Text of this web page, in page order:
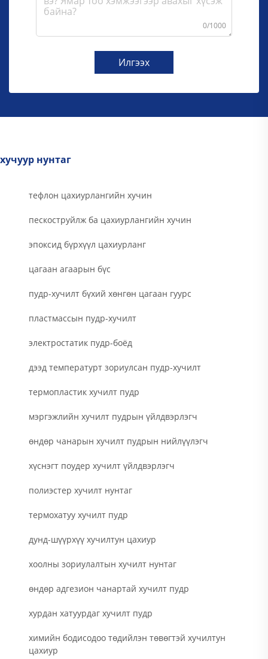
0/1000
Илгээх
хучуур нунтаг
тефлон цахиурлангийн хучин
пескоструйлж ба цахиурлангийн хучин
эпоксид бүрхүүл цахиурланг
цагаан агаарын бүс
пудр-хучилт бүхий хөнгөн цагаан гуурс
пластмассын пудр-хучилт
электростатик пудр-боёд
дээд температурт зориулсан пудр-хучилт
термопластик хучилт пудр
мэргэжлийн хучилт пудрын үйлдвэрлэгч
өндөр чанарын хучилт пудрын нийлүүлэгч
хүснэгт поудер хучилт үйлдвэрлэгч
полиэстер хучилт нунтаг
термохатуу хучилт пудр
дунд-шүүрхүү хучилтун цахиур
хоолны зориулалтын хучилт нунтаг
өндөр адгезион чанартай хучилт пудр
хурдан хатуурдаг хучилт пудр
химийн бодисодоо төдийлэн төвөгтэй хучилтун
цахиур